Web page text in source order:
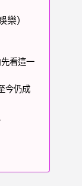
樂）
看這一
今仍成